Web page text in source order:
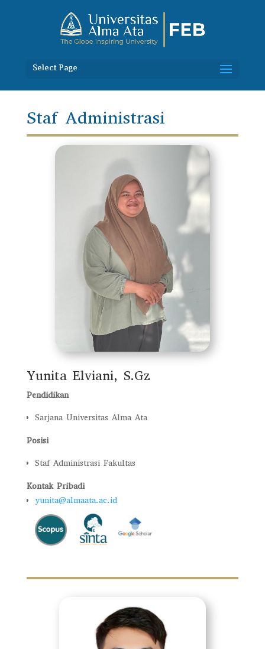
Select Page
Staf Administrasi
Yunita Elviani, S.Gz
Pendidikan
Sarjana Universitas Alma Ata
Posisi
Staf Administrasi Fakultas
Kontak Pribadi
yunita@almaata.ac.id